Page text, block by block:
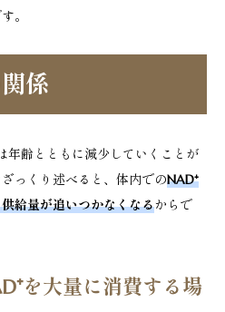
。
係
年齢とともに減少していくことが
っくり述べると、体内でのNAD⁺
給量が追いつかなくなるからで
を大量に消費する場